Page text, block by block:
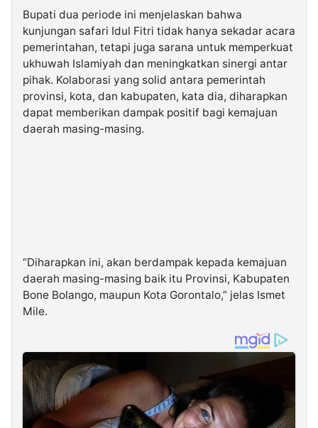
Bupati dua periode ini menjelaskan bahwa
kunjungan safari Idul Fitri tidak hanya sekadar acara
pemerintahan, tetapi juga sarana untuk memperkuat
ukhuwah Islamiyah dan meningkatkan sinergi antar
pihak. Kolaborasi yang solid antara pemerintah
provinsi, kota, dan kabupaten, kata dia, diharapkan
dapat memberikan dampak positif bagi kemajuan
daerah masing-masing.
“Diharapkan ini, akan berdampak kepada kemajuan
daerah masing-masing baik itu Provinsi, Kabupaten
Bone Bolango, maupun Kota Gorontalo,” jelas Ismet
Mile.